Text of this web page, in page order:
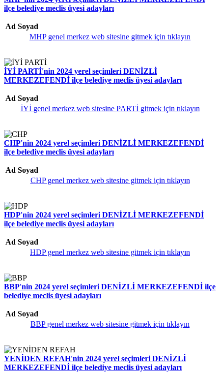
ilçe belediye meclis üyesi adayları
Ad Soyad
MHP genel merkez web sitesine gitmek için tıklayın
İYİ PARTİ'nin 2024 yerel seçimleri DENİZLİ
MERKEZEFENDİ ilçe belediye meclis üyesi adayları
Ad Soyad
İYİ genel merkez web sitesine PARTİ gitmek için tıklayın
CHP'nin 2024 yerel seçimleri DENİZLİ MERKEZEFENDİ
ilçe belediye meclis üyesi adayları
Ad Soyad
CHP genel merkez web sitesine gitmek için tıklayın
HDP'nin 2024 yerel seçimleri DENİZLİ MERKEZEFENDİ
ilçe belediye meclis üyesi adayları
Ad Soyad
HDP genel merkez web sitesine gitmek için tıklayın
BBP'nin 2024 yerel seçimleri DENİZLİ MERKEZEFENDİ ilçe
belediye meclis üyesi adayları
Ad Soyad
BBP genel merkez web sitesine gitmek için tıklayın
YENİDEN REFAH'nin 2024 yerel seçimleri DENİZLİ
MERKEZEFENDİ ilçe belediye meclis üyesi adayları